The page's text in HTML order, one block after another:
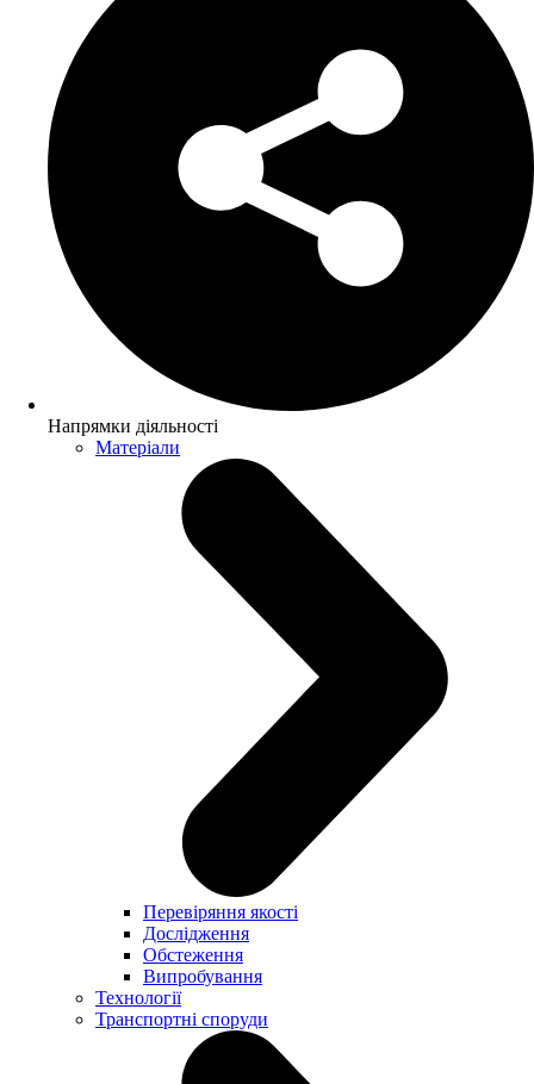
Напрямки діяльності
Матеріали
Перевіряння якості
Дослідження
Обстеження
Випробування
Технології
Транспортні споруди